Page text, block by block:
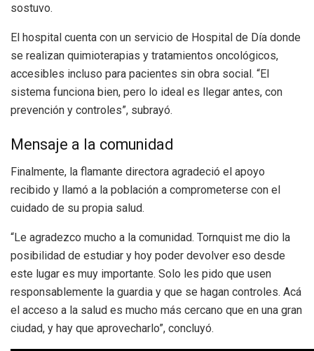
sostuvo.
El hospital cuenta con un servicio de Hospital de Día donde
se realizan quimioterapias y tratamientos oncológicos,
accesibles incluso para pacientes sin obra social. “El
sistema funciona bien, pero lo ideal es llegar antes, con
prevención y controles”, subrayó.
Mensaje a la comunidad
Finalmente, la flamante directora agradeció el apoyo
recibido y llamó a la población a comprometerse con el
cuidado de su propia salud.
“Le agradezco mucho a la comunidad. Tornquist me dio la
posibilidad de estudiar y hoy poder devolver eso desde
este lugar es muy importante. Solo les pido que usen
responsablemente la guardia y que se hagan controles. Acá
el acceso a la salud es mucho más cercano que en una gran
ciudad, y hay que aprovecharlo”, concluyó.